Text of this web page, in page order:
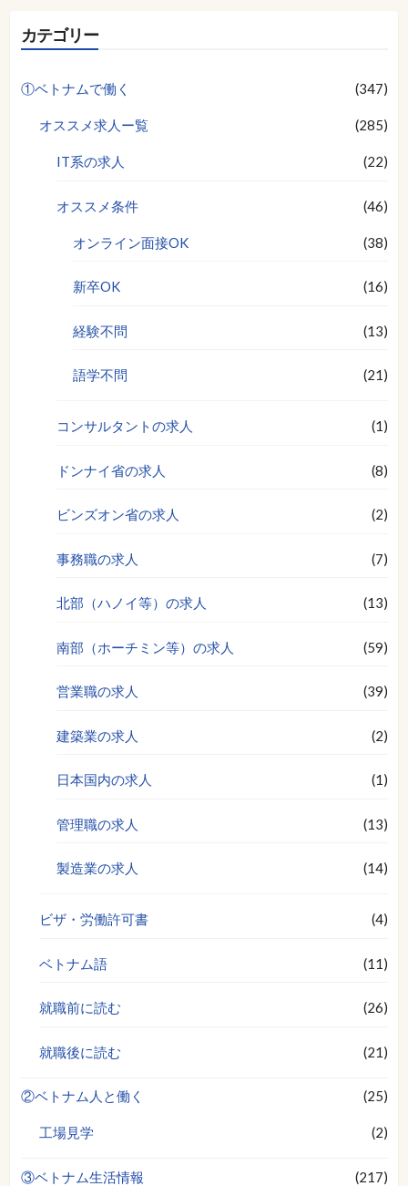
カテゴリー
①ベトナムで働く (347)
オススメ求人ー覧 (285)
IT系の求人 (22)
オススメ条件 (46)
オンライン面接OK (38)
新卒OK (16)
経験不問 (13)
語学不問 (21)
コンサルタントの求人 (1)
ドンナイ省の求人 (8)
ビンズオン省の求人 (2)
事務職の求人 (7)
北部（ハノイ等）の求人 (13)
南部（ホーチミン等）の求人 (59)
営業職の求人 (39)
建築業の求人 (2)
日本国内の求人 (1)
管理職の求人 (13)
製造業の求人 (14)
ビザ・労働許可書 (4)
ベトナム語 (11)
就職前に読む (26)
就職後に読む (21)
②ベトナム人と働く (25)
工場見学 (2)
③ベトナム生活情報 (217)